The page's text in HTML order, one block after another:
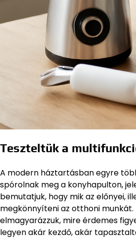
Teszteltük a
A modern háztartásban egyre
spórolnak meg a konyhapulton,
bemutatjuk, hogy mik az előnyei,
megkönnyíteni az otthoni
elmagyarázzuk, mire érdemes
legyen akár kezdő, akár